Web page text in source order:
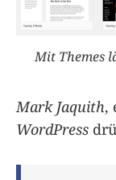
Mit Themes
Mark Jaquith,
WordPress